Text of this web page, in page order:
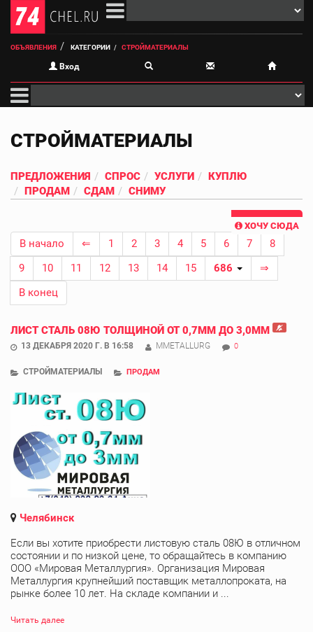
ОБЪЯВЛЕНИЯ КАТЕГОРИИ СТРОЙМАТЕРИАЛЫ
Вход
СТРОЙМАТЕРИАЛЫ
ПРЕДЛОЖЕНИЯ СПРОС УСЛУГИ
КУПЛЮ
ПРОДАМ
СДАМ СНИМУ
ХОЧУ СЮДА
В начало ⇐ 1 2 3 4 5 6 7
8
9
10 11 12 13 14 15 686
⇒
В конец
ЛИСТ СТАЛЬ 08Ю ТОЛЩИНОЙ ОТ 0,7ММ ДО 3,0ММ
13 ДЕКАБРЯ 2020 Г. В 16:58 MMETALLURG 0
СТРОЙМАТЕРИАЛЫ ПРОДАМ
Челябинск
Если вы хотите приобрести листовую сталь 08Ю в отличном
состоянии и по низкой цене, то обращайтесь в компанию
ООО «Мировая Металлургия». Организация Мировая
Металлургия крупнейший поставщик металлопроката, на
рынке более 10 лет. На складе компании и ...
Читать далее